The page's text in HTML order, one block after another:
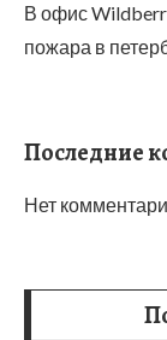
В офис
пожара в
Последние
Нет